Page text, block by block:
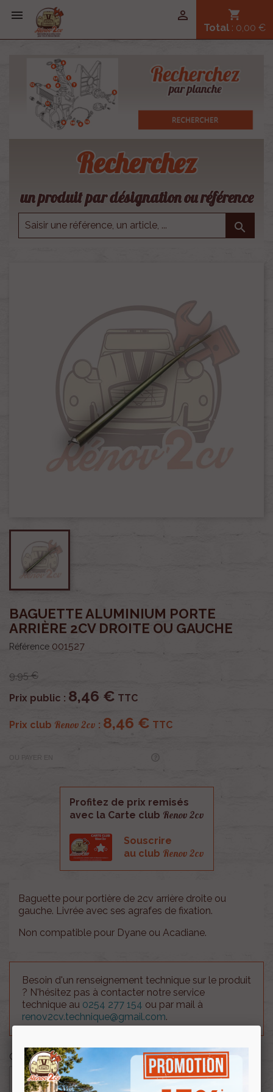
 shopping_cart
Total : 0,00 €

Recherchez
un produit par désignation ou référence

BAGUETTE ALUMINIUM PORTE
ARRIÈRE 2CV DROITE OU GAUCHE
Référence 001527
9,95 €
Prix public : 8,46 € TTC
Prix club Renov 2cv : 8,46 € TTC
OU PAYER EN
Profitez de prix remisés
avec la Carte club Renov 2cv
Souscrire
au club Renov 2cv
Baguette pour portière de 2cv arrière droite ou
gauche. Livrée avec ses agrafes de fixation.
Non compatible pour Dyane ou Acadiane.
Besoin d'un renseignement technique sur le produit
? N'hésitez pas à contacter notre service
technique au 0254 277 154 ou par mail à
renov2cv.technique@gmail.com.
Quantité
 AJOUTER AU PANIER